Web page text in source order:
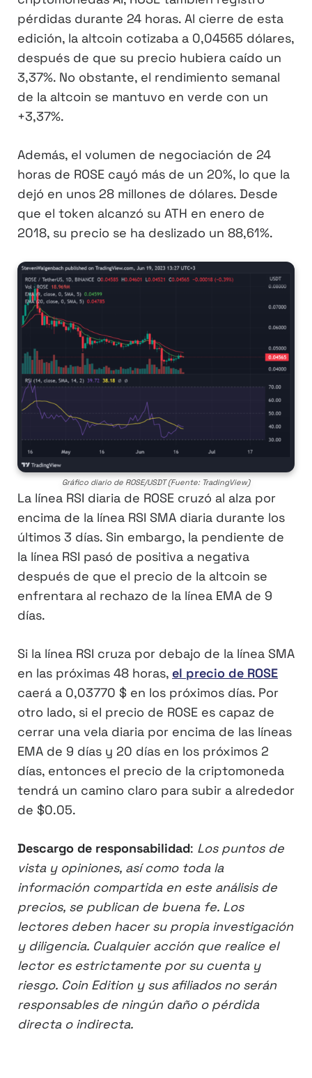
pérdidas durante 24 horas. Al cierre de esta
edición, la altcoin cotizaba a 0,04565 dólares,
después de que su precio hubiera caído un
3,37%. No obstante, el rendimiento semanal
de la altcoin se mantuvo en verde con un
+3,37%.
Además, el volumen de negociación de 24
horas de ROSE cayó más de un 20%, lo que la
dejó en unos 28 millones de dólares. Desde
que el token alcanzó su ATH en enero de
2018, su precio se ha deslizado un 88,61%.
Gráfico diario de ROSE/USDT (Fuente: TradingView)
La línea RSI diaria de ROSE cruzó al alza por
encima de la línea RSI SMA diaria durante los
últimos 3 días. Sin embargo, la pendiente de
la línea RSI pasó de positiva a negativa
después de que el precio de la altcoin se
enfrentara al rechazo de la línea EMA de 9
días.
Si la línea RSI cruza por debajo de la línea SMA
en las próximas 48 horas, el precio de ROSE
caerá a 0,03770 $ en los próximos días. Por
otro lado, si el precio de ROSE es capaz de
cerrar una vela diaria por encima de las líneas
EMA de 9 días y 20 días en los próximos 2
días, entonces el precio de la criptomoneda
tendrá un camino claro para subir a alrededor
de $0.05.
Descargo de responsabilidad: Los puntos de
vista y opiniones, así como toda la
información compartida en este análisis de
precios, se publican de buena fe. Los
lectores deben hacer su propia investigación
y diligencia. Cualquier acción que realice el
lector es estrictamente por su cuenta y
riesgo. Coin Edition y sus afiliados no serán
responsables de ningún daño o pérdida
directa o indirecta.